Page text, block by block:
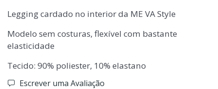
Legging cardado no interior da ME VA Style
Modelo sem costuras, flexível com bastante
elasticidade
Tecido: 90% poliester, 10% elastano
Escrever uma Avaliação